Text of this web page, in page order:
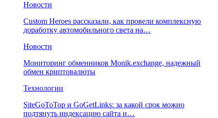
Новости
Custom Heroes рассказали, как провели комплексную
доработку автомобильного света на…
Новости
Мониторинг обменников Monik.exchange, надежный
обмен криптовалюты
Технологии
SiteGoToTop и GoGetLinks: за какой срок можно
подтянуть индексацию сайта и…